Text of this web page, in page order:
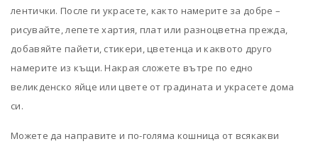
лентички. После ги украсете, както намерите за добре –
рисувайте, лепете хартия, плат или разноцветна прежда,
добавяйте пайети, стикери, цветенца и каквото друго
намерите из къщи. Накрая сложете вътре по едно
великденско яйце или цвете от градината и украсете дома
си.
Можете да направите и по-голяма кошница от всякакви